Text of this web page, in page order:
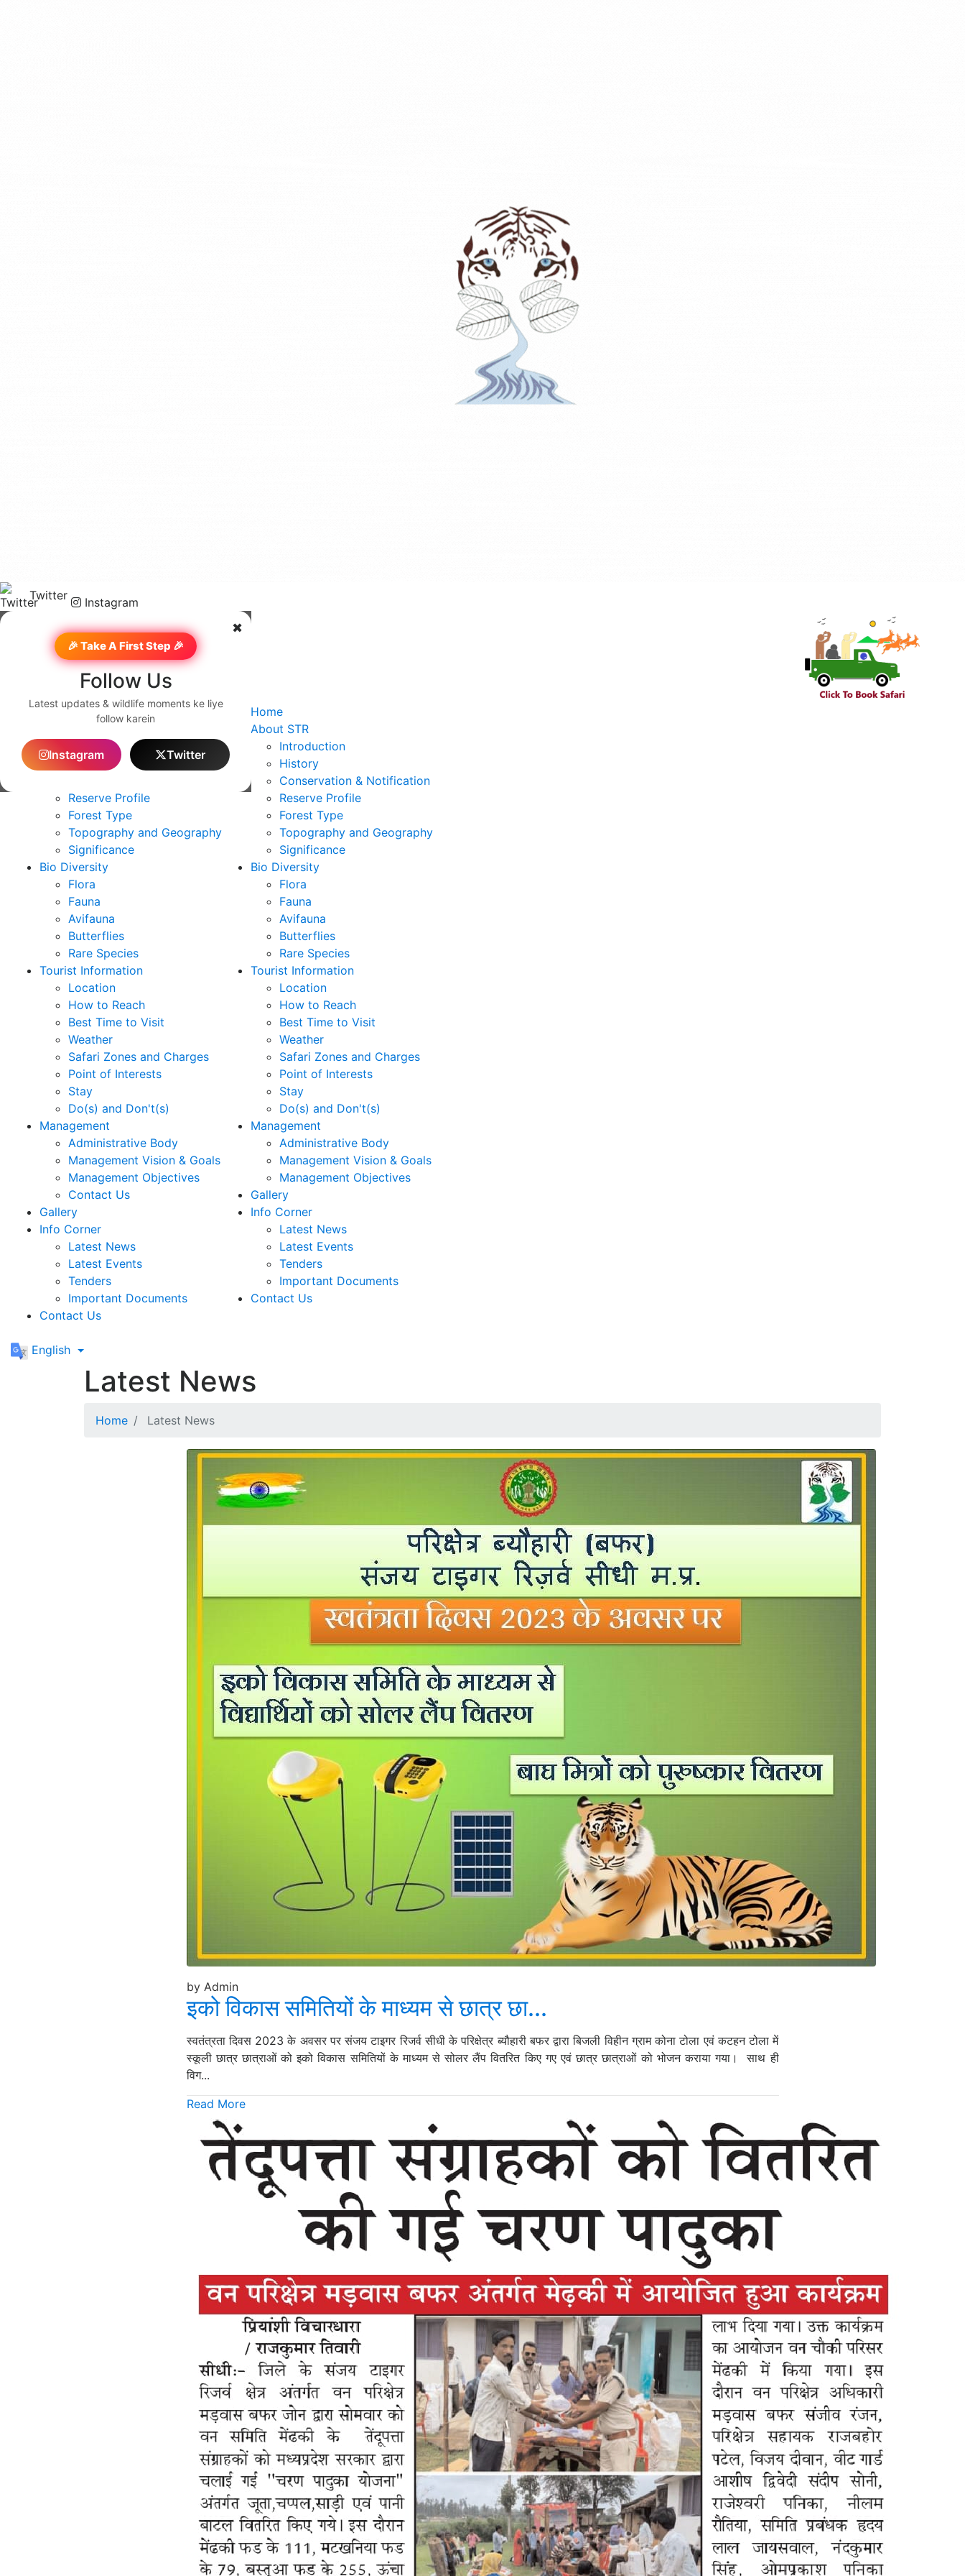
Twitter Instagram
✖
🎉 Take A First Step 🎉
Follow Us
Latest updates & wildlife moments ke liye
follow karein
Instagram Twitter
Home
Introduction
History
Reserve Profile
Forest Type
Topography and Geography
Significance
Bio Diversity
Flora
Fauna
Avifauna
Butterflies
Rare Species
Tourist Information
Location
How to Reach
Best Time to Visit
Weather
Safari Zones and Charges
Point of Interests
Stay
Do(s) and Don't(s)
Management
Administrative Body
Management Vision & Goals
Management Objectives
Contact Us
Gallery
Info Corner
Latest News
Latest Events
Tenders
Important Documents
Contact Us
Home
About STR
Introduction
History
Conservation & Notification
Reserve Profile
Forest Type
Topography and Geography
Significance
Bio Diversity
Flora
Fauna
Avifauna
Butterflies
Rare Species
Tourist Information
Location
How to Reach
Best Time to Visit
Weather
Safari Zones and Charges
Point of Interests
Stay
Do(s) and Don't(s)
Management
Administrative Body
Management Vision & Goals
Management Objectives
Gallery
Info Corner
Latest News
Latest Events
Tenders
Important Documents
Contact Us
English
Latest News
Home Latest News
by Admin
इको विकास समितियों के माध्यम से छात्र छा...
स्वतंत्रता दिवस 2023 के अवसर पर संजय टाइगर रिजर्व सीधी के परिक्षेत्र ब्यौहारी बफर द्वारा बिजली विहीन ग्राम कोना टोला एवं कटहन टोला में
स्कूली छात्र छात्राओं को इको विकास समितियों के माध्यम से सोलर लैंप वितरित किए गए एवं छात्र छात्राओं को भोजन कराया गया। साथ ही
विग...
Read More